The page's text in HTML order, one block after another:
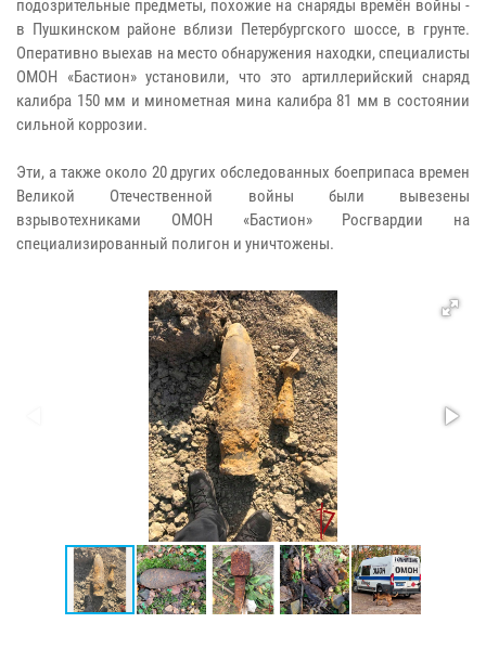
подозрительные предметы, похожие на снаряды времён войны -
в Пушкинском районе вблизи Петербургского шоссе, в грунте.
Оперативно выехав на место обнаружения находки, специалисты
ОМОН «Бастион» установили, что это артиллерийский снаряд
калибра 150 мм и минометная мина калибра 81 мм в состоянии
сильной коррозии.
Эти, а также около 20 других обследованных боеприпаса времен
Великой Отечественной войны были вывезены
взрывотехниками ОМОН «Бастион» Росгвардии на
специализированный полигон и уничтожены.